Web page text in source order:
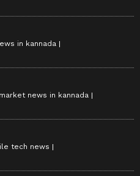
in kannada
news in kannada
tech news